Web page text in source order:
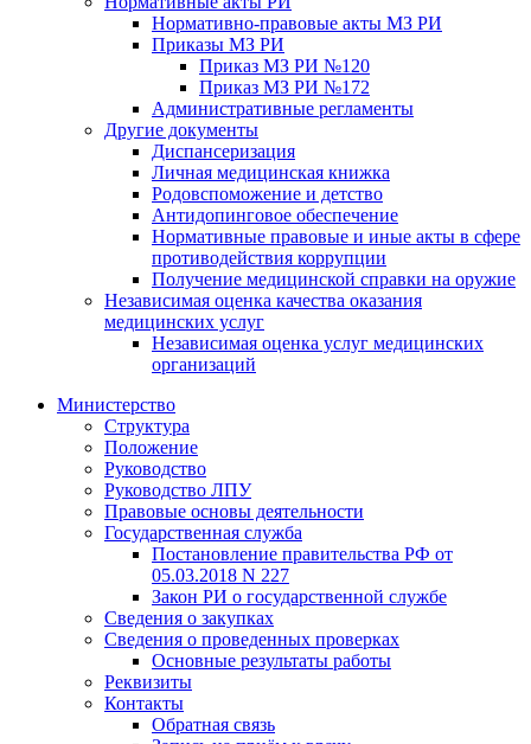
Нормативно-правовые акты МЗ РИ
Приказы МЗ РИ
Приказ МЗ РИ №120
Приказ МЗ РИ №172
Административные регламенты
Другие документы
Диспансеризация
Личная медицинская книжка
Родовспоможение и детство
Антидопинговое обеспечение
Нормативные правовые и иные акты в сфере
противодействия коррупции
Получение медицинской справки на оружие
Независимая оценка качества оказания
медицинских услуг
Независимая оценка услуг медицинскиx
организаций
Министерство
Структура
Положение
Руководство
Руководство ЛПУ
Правовые основы деятельности
Государственная служба
Постановление правительства РФ от
05.03.2018 N 227
Закон РИ о государственной службе
Сведения о закупках
Сведения о проведенных проверках
Основные результаты работы
Реквизиты
Контакты
Обратная связь